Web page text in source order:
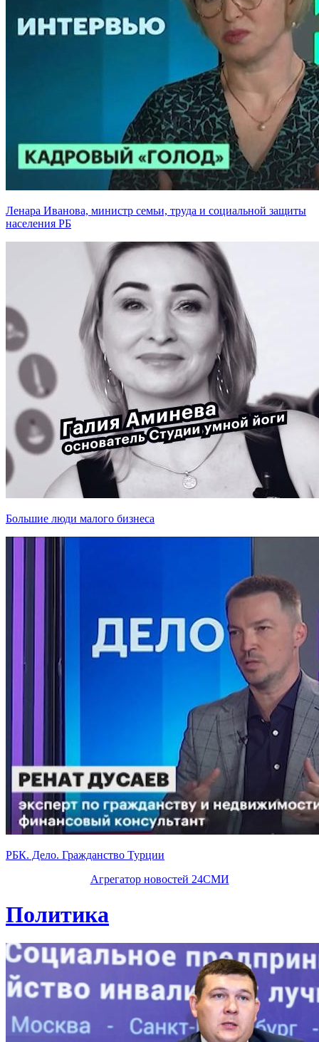
Ленара Иванова, министр семьи, труда и социальной защиты
населения РБ
Большие люди малого бизнеса
РБК. Дело. Гражданство Турции
Агрегатор новостей 24СМИ
Политика